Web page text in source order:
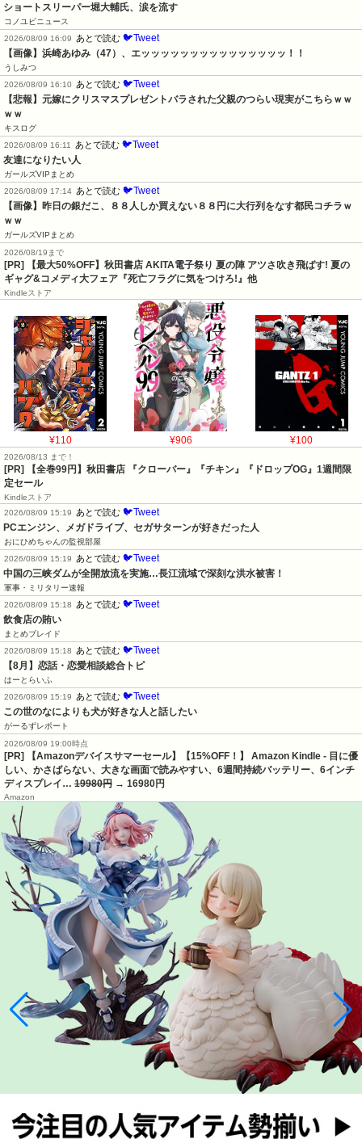
ショートスリーパー堀大輔氏、涙を流す
コノユビニュース
2026/08/09 16:09
あとで読む 🐦Tweet
【画像】浜崎あゆみ（47）、エッッッッッッッッッッッッッッッ！！
うしみつ
2026/08/09 16:10
あとで読む 🐦Tweet
【悲報】元嫁にクリスマスプレゼントバラされた父親のつらい現実がこちらｗｗ
ｗｗ
キスログ
2026/08/09 16:11
あとで読む 🐦Tweet
友達になりたい人
ガールズVIPまとめ
2026/08/09 17:14 あとで読む 🐦Tweet
【画像】昨日の銀だこ、８８人しか買えない８８円に大行列をなす都民コチラｗ
ｗｗ
ガールズVIPまとめ
2026/08/19まで
[PR] 【最大50%OFF】秋田書店 AKITA電子祭り 夏の陣 アツさ吹き飛ばす! 夏の
ギャグ&コメディ大フェア『死亡フラグに気をつけろ!』他
Kindleストア
¥110 ¥906 ¥100
2026/08/13 まで！
[PR]
【全巻99円】秋田書店 『クローバー』『チキン』『ドロップOG』1週間限
定セール
Kindleストア
2026/08/09 15:19
あとで読む 🐦Tweet
PCエンジン、メガドライブ、セガサターンが好きだった人
おにひめちゃんの監視部屋
2026/08/09 15:19
あとで読む 🐦Tweet
中国の三峡ダムが全開放流を実施…長江流域で深刻な洪水被害！
軍事・ミリタリー速報
2026/08/09 15:18
あとで読む 🐦Tweet
飲食店の賄い
まとめブレイド
2026/08/09 15:18
あとで読む 🐦Tweet
【8月】恋話・恋愛相談総合トピ
はーとらいふ
2026/08/09 15:19
あとで読む 🐦Tweet
この世のなによりも犬が好きな人と話したい
がーるずレポート
2026/08/09 19:00時点
[PR] 【Amazonデバイスサマーセール】【15%OFF！】 Amazon Kindle - 目に優
しい、かさばらない、大きな画面で読みやすい、6週間持続バッテリー、6インチ
ディスプレイ… 19980円 → 16980円
Amazon